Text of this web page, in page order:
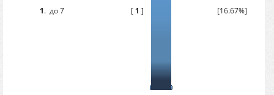
1. до 7 [ 1 ] [16.67%]